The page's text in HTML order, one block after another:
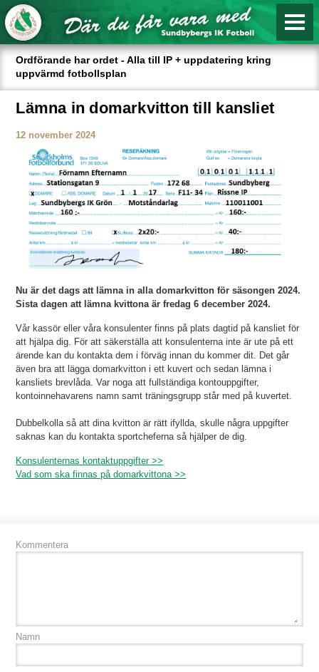
Ordförande har ordet - Alla till IP + uppdatering kring
uppvärmd fotbollsplan
Lämna in domarkvitton till kansliet
12 november 2024
Nu är det dags att lämna in alla domarkvitton för säsongen 2024.
Sista dagen att lämna kvittona är fredag 6 december 2024.
Vår kassör eller våra konsulenter finns på plats dagtid på kansliet för
att hjälpa dig. För att säkerställa att konsulenterna inte är ute på ett
ärende kan du kontakta dem i förväg innan du kommer dit. Det går
även bra att lägga domarkvitton i ett kuvert och sedan lämna i
kansliets brevlåda. Var noga att fullständiga kontouppgifter,
kontoinnehavarens namn samt träningsgrupp står med på kuvertet.
Dubbelkolla så att dina kvitton är rätt ifyllda, skulle några uppgifter
saknas kan du kontakta sportcheferna så hjälper de dig.
Konsulenternas kontaktuppgifter >>
Vad som ska finnas på domarkvittona >>
Kommentera
Namn